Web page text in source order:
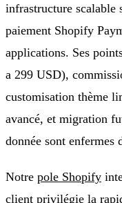
infrastructure scalable
paiement Shopify
applications. Ses
a 299 USD),
customisation thème
avancé, et migration
donnée sont enfermes
Notre pole Shopify
client privilégie la